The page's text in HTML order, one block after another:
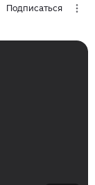
Подписаться